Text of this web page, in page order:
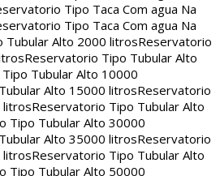
Tipo Taca Com agua Na
Tipo Taca Com agua Na
Tubular Alto 2000 litrosReservatorio
Reservatorio Tipo Tubular Alto
Tubular Alto 10000
Alto 15000 litrosReservatorio
litrosReservatorio Tipo Tubular Alto
Tipo Tubular Alto 30000
Alto 35000 litrosReservatorio
litrosReservatorio Tipo Tubular Alto
Tipo Tubular Alto 50000